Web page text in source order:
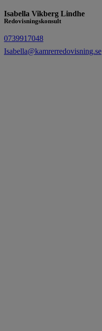
Isabella Vikberg Lindhe
Redovisningskonsult
0739917048
Isabella@kamrerredovisning.se